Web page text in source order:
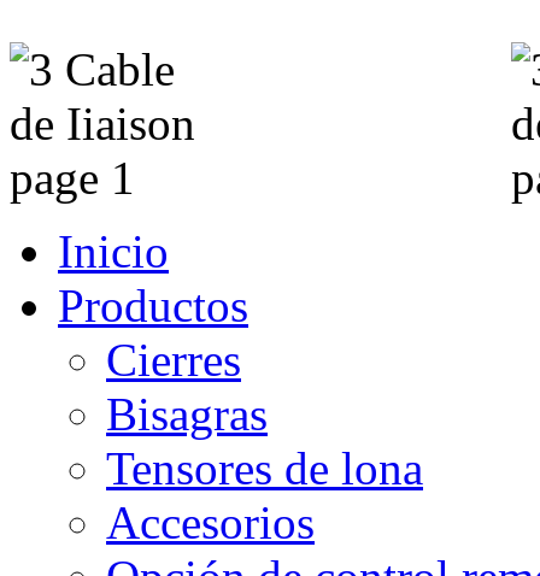
Inicio
Productos
Cierres
Bisagras
Tensores de lona
Accesorios